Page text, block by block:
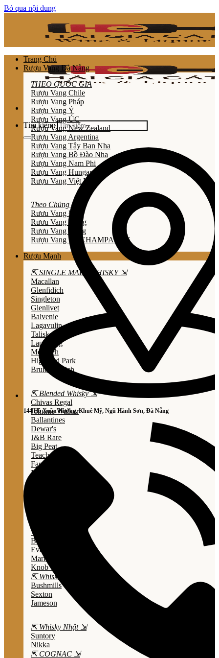
Bỏ qua nội dung
Tìm kiếm:
144 Hồ Xuân Hương, Khuê Mỹ, Ngũ Hành Sơn, Đà Nẵng
Trang Chủ
Rượu Vang Đà Nẵng
THEO QUỐC GIA
Rượu Vang Chile
Rượu Vang Pháp
Rượu Vang Ý
Rượu Vang ÚC
Rượu Vang New Zealand
Rượu Vang Argentina
Rượu Vang Tây Ban Nha
Rượu Vang Bồ Đào Nha
Rượu Vang Nam Phi
Rượu Vang Hungary
Rượu Vang Việt Nam
Theo Chủng Loại
Rươu Vang Đỏ
Rươu Vang Trắng
Rươu Vang Hồng
Rượu Vang Nổ/CHAMPAGNE
Rượu Mạnh
⇱ SINGLE MALT WHISKY ⇲
Macallan
Glenfidich
Singleton
Glenlivet
Balvenie
Lagavulin
Talisker
Laphroaig
Mortlach
Highland Park
Bruichladdich
⇱ Blended Whisky ⇲
Chivas Regal
Johnnie Walker
Ballantines
Dewar's
J&B Rare
Big Peat
Teacher's
Famous Grouse
Monkey Shouder
Wild Turkey
Bulleit Bourbon
Evan Williams
Marker's Mark
Knob Creek
⇱ Whiskey Ailen ⇲
Bushmills
Sexton
Jameson
⇱ Whisky Nhật ⇲
Suntory
Nikka
⇱ COGNAC ⇲